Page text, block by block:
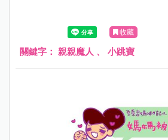
收藏
關鍵字： 親親魔人 、 小跳寶